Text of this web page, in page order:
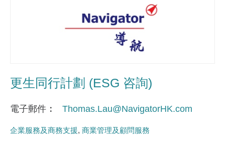
更生同行計劃 (ESG 咨詢)
電子郵件 Thomas.Lau@NavigatorHK.com
企業服務及商務支援 商業管理及顧問服務